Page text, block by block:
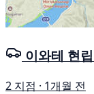
이와테 현
2 지점 · 1개월 전